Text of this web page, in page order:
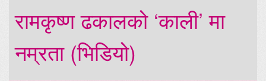
रामकृष्ण ढकालको ‘काली’ मा
नम्रता (भिडियो)